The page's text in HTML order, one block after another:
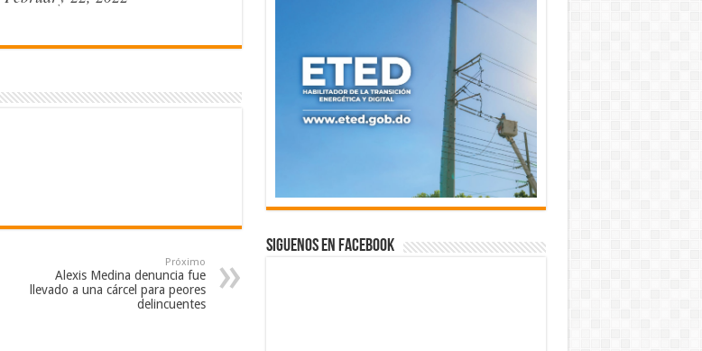
Próximo
Alexis Medina denuncia fue
llevado a una cárcel para peores
delincuentes
Siguenos en Facebook